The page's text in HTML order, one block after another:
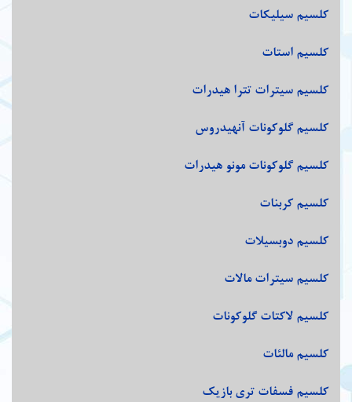
کلسیم سیلیکات
کلسیم استات
کلسیم سیترات تترا هیدرات
کلسیم گلوکونات آنهیدروس
کلسیم گلوکونات مونو هیدرات
کلسیم کربنات
کلسیم دوبسیلات
کلسیم سیترات مالات
کلسیم لاکتات گلوکونات
کلسیم مالئات
کلسیم فسفات تری بازیک